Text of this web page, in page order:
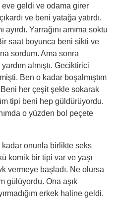
eve geldi ve odama girer
ve beni yatağa yatırdı.
Yarrağını amıma soktu
saat boyunca beni sikti ve
sordum. Ama sonra
almıştı. Geciktirici
Ben o kadar boşalmıştım
her çeşit şekle sokarak
tipi beni hep güldürüyordu.
o yüzden bol peçete
kadar onunla birlikte seks
komik bir tipi var ve yaşı
vermeye başladı. Ne olursa
gülüyordu. Ona aşık
erkek haline geldi.